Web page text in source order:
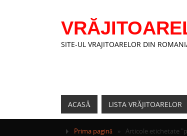
SITE-UL VRAJITOARELOR DIN
ACASĂ LISTA VRĂJITOARELOR
Prima pagină » Articole etichetate